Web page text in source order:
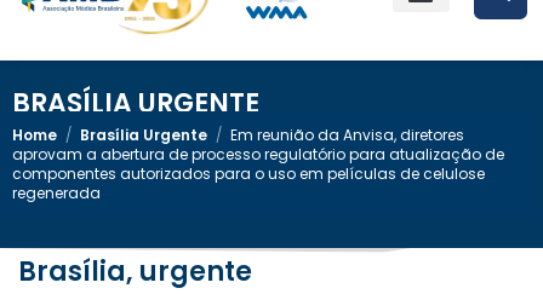
BRASÍLIA URGENTE
Home / Brasília Urgente / Em reunião da Anvisa, diretores
aprovam a abertura de processo regulatório para atualização de
componentes autorizados para o uso em películas de celulose
regenerada
Brasília, urgente